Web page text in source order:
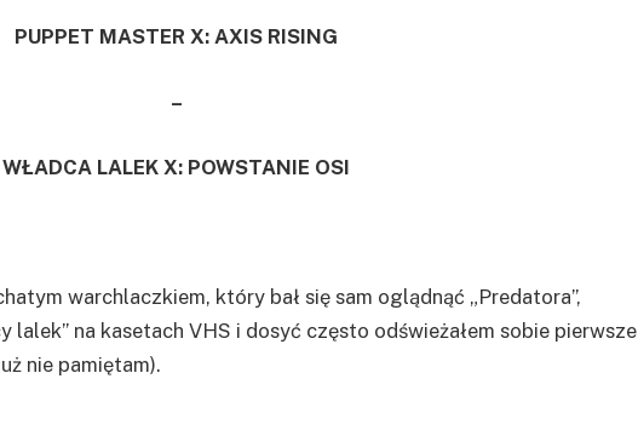
PUPPET MASTER X: AXIS RISING
–
WŁADCA LALEK X: POWSTANIE OSI
warchlaczkiem, który bał się sam oglądnąć „Predatora”,
lalek” na kasetach VHS i dosyć często odświeżałem sobie pierwsze
nie pamiętam).